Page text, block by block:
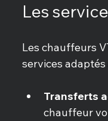
Les
Les chauffeurs
services
Transferts
chauffeur